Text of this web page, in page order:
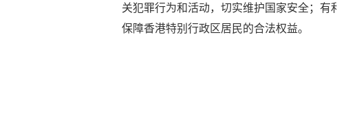
关犯罪行为和活动，切实维护国家安全；
保障香港特别行政区居民的合法权益。